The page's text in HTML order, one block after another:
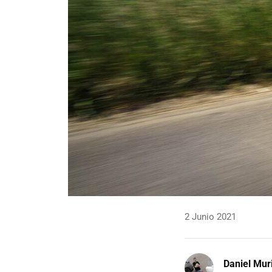
2 Junio 2021
Daniel